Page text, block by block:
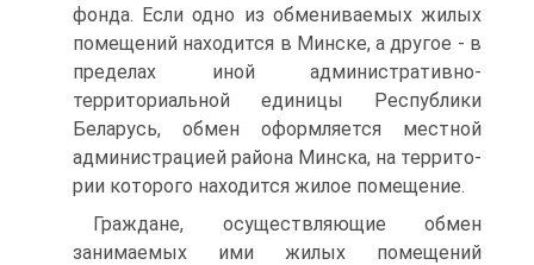
фонда. Если одно из обмениваемых жилых
поме­щений находится в Минске, а другое - в
пределах иной админи­стративно-
территориальной единицы Республики
Беларусь, обмен оформляется местной
администрацией района Минска, на террито­
рии которого находится жилое помещение.
Граждане, осуществляющие обмен
занимаемых ими жилых по­мещений